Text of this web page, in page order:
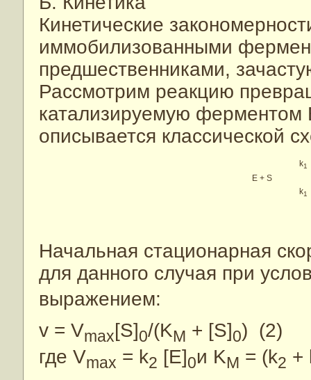
Кинетические
иммобилизованными
предшественниками,
Рассмотрим реакцию
катализируемую ферментом
описывается классической
k1
E + S
k1
Начальная стационарная
для данного случая при
выражением:
v = Vmax[S]0/(KM + [S]0) (2)
где Vmax = k2 [E]0и KM = (k2 +